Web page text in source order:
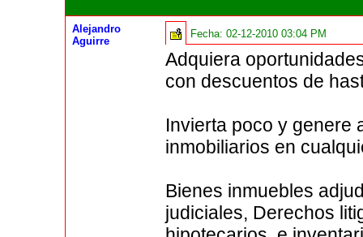
Alejandro
Aguirre
Fecha:02-12-2010 03:04 PM
Adquiera
con descuentos de
Invierta poco y genere
inmobiliarios en
Bienes inmuebles
judiciales, Derechos